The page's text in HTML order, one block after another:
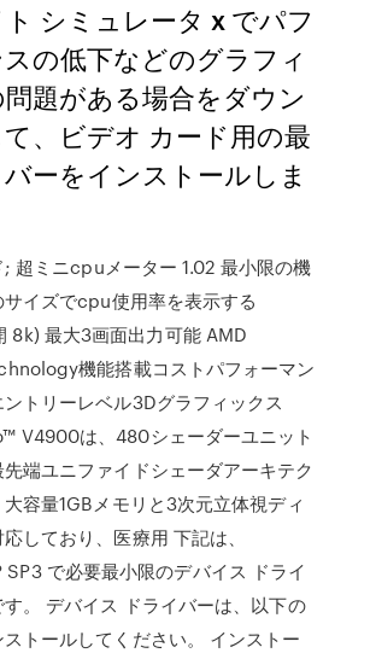
シミュレータ x でパフ
の低下などのグラフィ
題がある場合をダウン
、ビデオ カード用の最
ーをインストールしま
; 超ミニcpuメーター 1.02 最小限の機
イズでcpu使用率を表示する
8k) 最大3画面出力可能 AMD
機能搭載コストパフォーマン
トリーレベル3Dグラフィックス
V4900は、480シェーダーユニット
端ユニファイドシェーダアーキテク
容量1GBメモリと3次元立体視ディ
しており、医療用 下記は、
で必要最小限のデバイス ドライ
。 デバイス ドライバーは、以下の
トールしてください。 インストー